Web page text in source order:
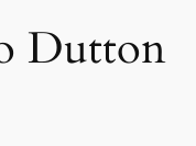
Dutton